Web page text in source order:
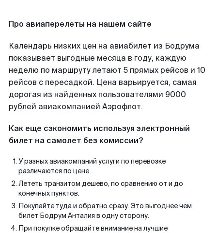
Про авиаперелеты на нашем сайте
Календарь низких цен на авиабилет из Бодрума
показывает выгодные месяца в году, каждую
неделю по маршруту летают 5 прямых рейсов и 10
рейсов с пересадкой. Цена варьируется, самая
дорогая из найденных пользователями 9000
рублей авиакомпанией Аэрофлот.
Как еще сэкономить используя электронный
билет на самолет без комиссии?
У разных авиакомпаний услуги по перевозке
различаются по цене.
Лететь транзитом дешево, по сравнению от и до
конечных пунктов.
Покупайте туда и обратно сразу. Это выгоднее чем
билет Бодрум Анталия в одну сторону.
При покупке обращайте внимание на лучшие